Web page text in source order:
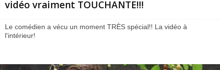
vidéo vraiment TOUCHANTE!!!
Le comédien a vécu un moment TRÈS spécial!! La vidéo à
l'intérieur!